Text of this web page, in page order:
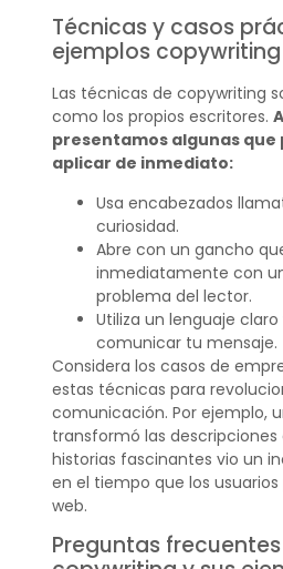
Técnicas y casos
ejemplos copywriting
Las técnicas de copywriting
como los propios escritores.
presentamos algunas que
aplicar de inmediato:
Usa encabezados
curiosidad.
Abre con un gancho
inmediatamente con
problema del lector.
Utiliza un lenguaje
comunicar tu mensaje.
Considera los casos de
estas técnicas para
comunicación. Por ejemplo,
transformó las
historias fascinantes vio un
en el tiempo que los
web.
Preguntas